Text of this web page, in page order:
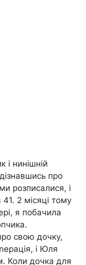
і нинішній
про
розписалися, і
2 місяці тому
я побачила
свою дочку,
і Юля
Коли дочка для